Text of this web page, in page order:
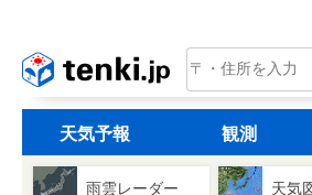
tenki.jp
天気予報 観測
雨雲レーダー 天気